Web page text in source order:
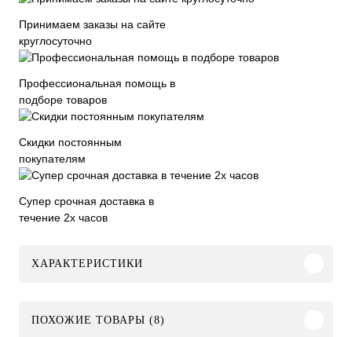
Принимаем заказы на сайте
круглосуточно
Профессиональная помощь в
подборе товаров
Скидки постоянным
покупателям
Супер срочная доставка в
течение 2х часов
ХАРАКТЕРИСТИКИ
ПОХОЖИЕ ТОВАРЫ (8)